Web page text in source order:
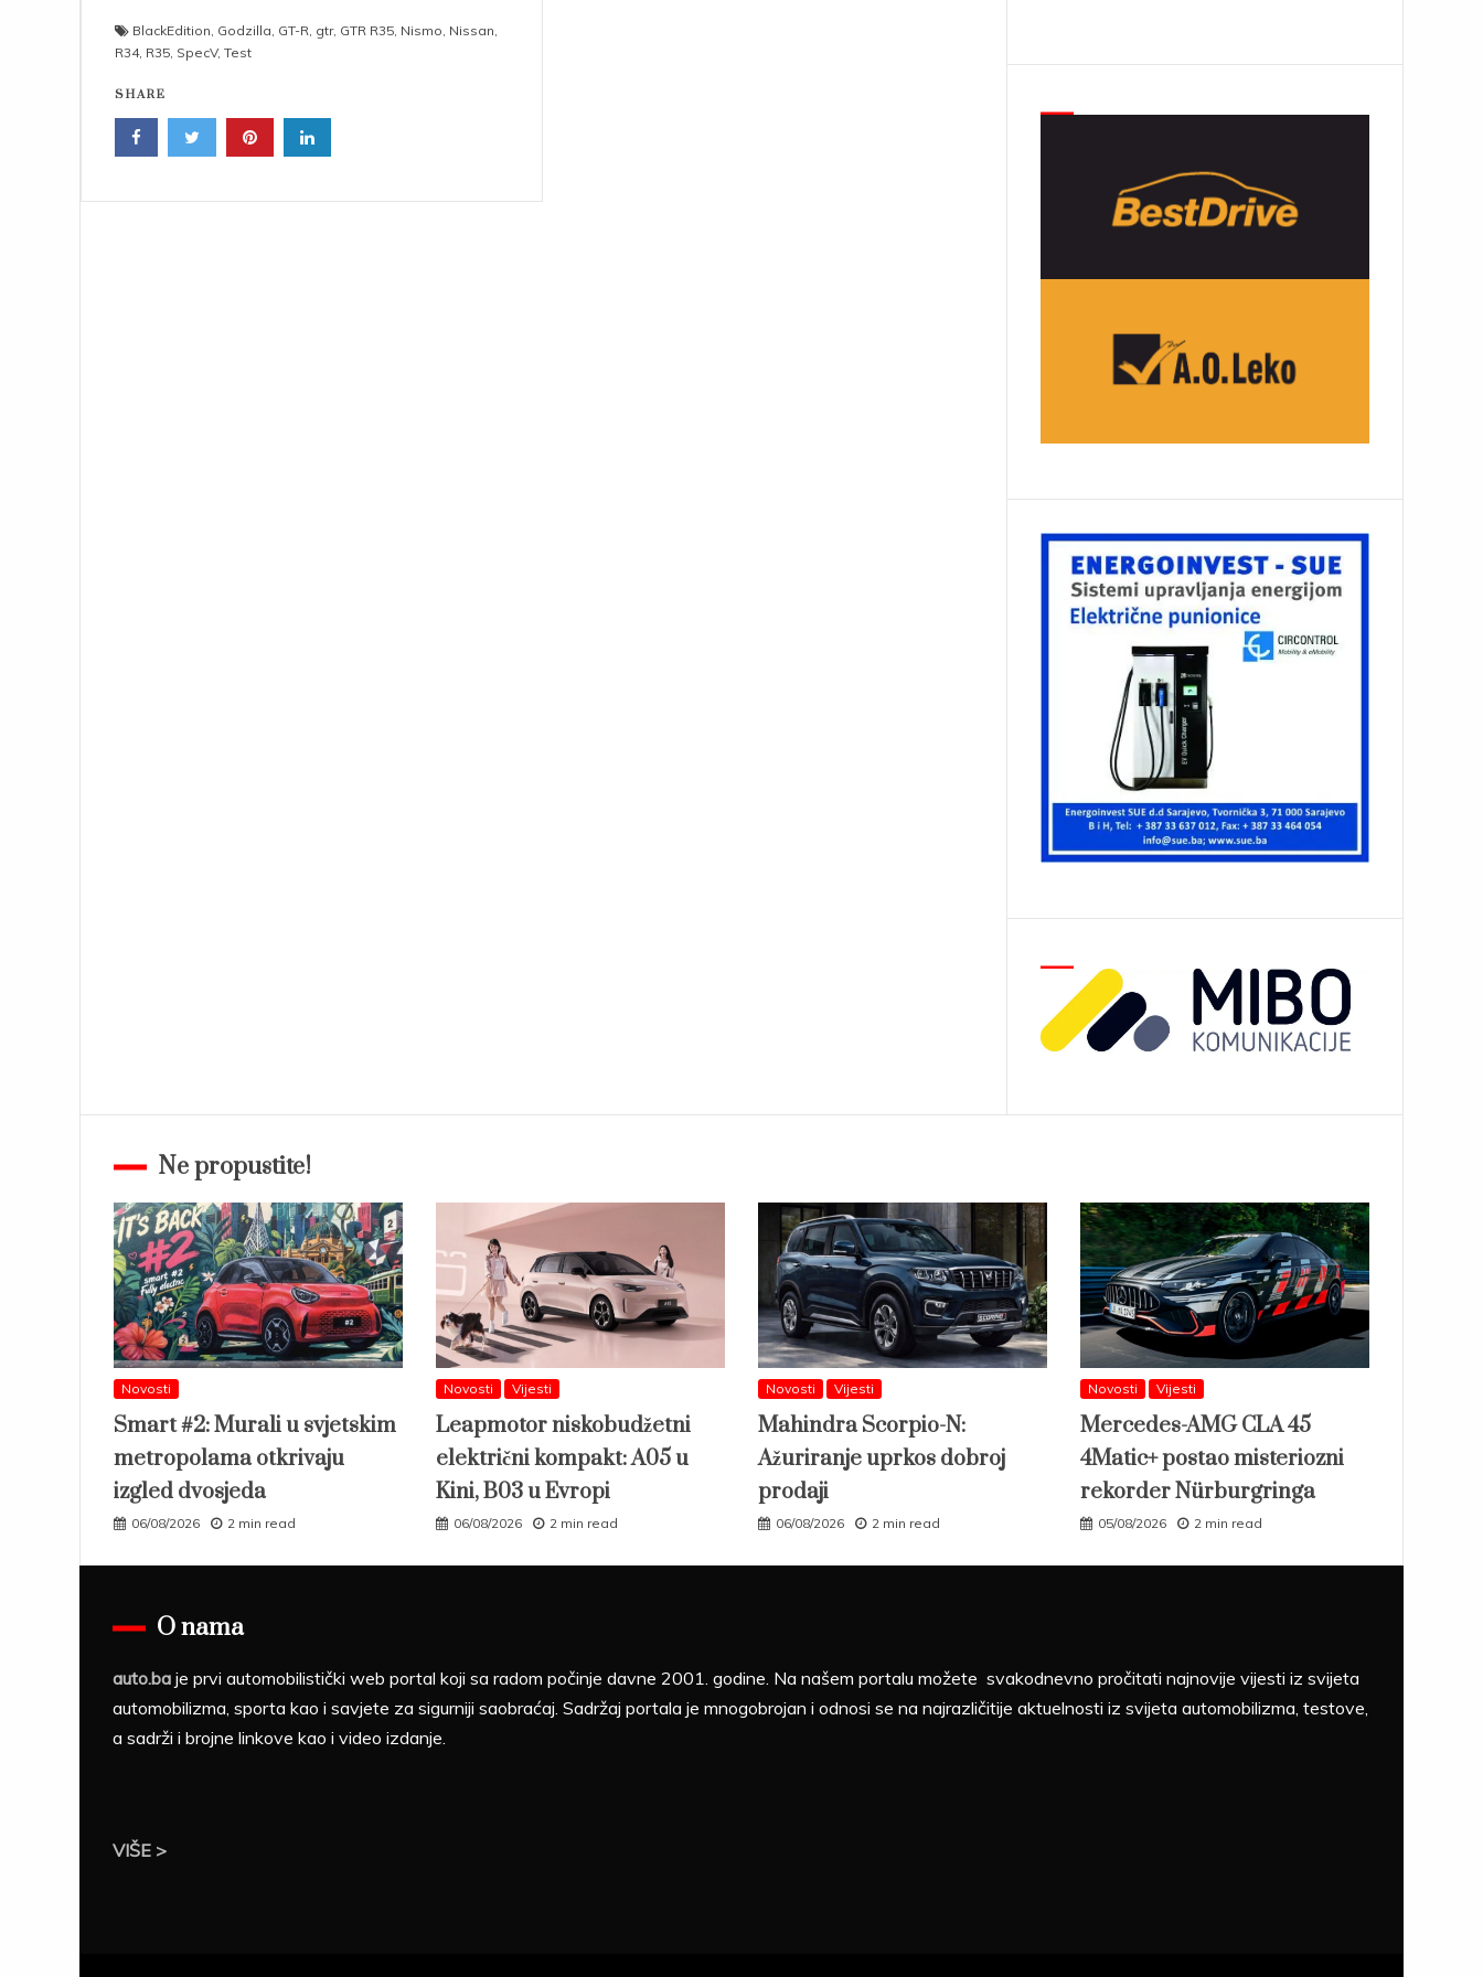
BlackEdition, Godzilla, GT-R, gtr, GTR R35, Nismo, Nissan,
R34, R35, SpecV, Test
SHARE
Ne propustite!
Novosti
Smart #2: Murali u svjetskim
metropolama otkrivaju
izgled dvosjeda
06/08/2026 2 min read
Novosti Vijesti
Leapmotor niskobudžetni
električni kompakt: A05 u
Kini, B03 u Evropi
06/08/2026 2 min read
Novosti Vijesti
Mahindra Scorpio-N:
Ažuriranje uprkos dobroj
prodaji
06/08/2026 2 min read
Novosti Vijesti
Mercedes-AMG CLA 45
4Matic+ postao misteriozni
rekorder Nürburgringa
05/08/2026 2 min read
O nama
auto.ba je prvi automobilistički web portal koji sa radom počinje davne 2001. godine. Na našem portalu možete svakodnevno pročitati najnovije vijesti iz svijeta
automobilizma, sporta kao i savjete za sigurniji saobraćaj. Sadržaj portala je mnogobrojan i odnosi se na najrazličitije aktuelnosti iz svijeta automobilizma, testove,
a sadrži i brojne linkove kao i video izdanje.
VIŠE >